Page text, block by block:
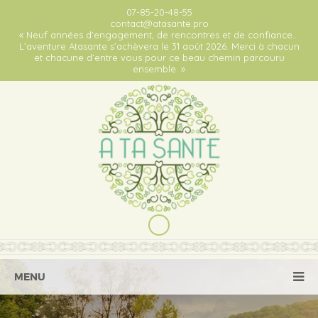
07-85-20-48-55
contact@atasante.pro
« Neuf années d’engagement, de rencontres et de confiance…
L’aventure Atasante s’achèvera le 31 août 2026. Merci à chacun
et chacune d’entre vous pour ce beau chemin parcouru
ensemble. »
MENU